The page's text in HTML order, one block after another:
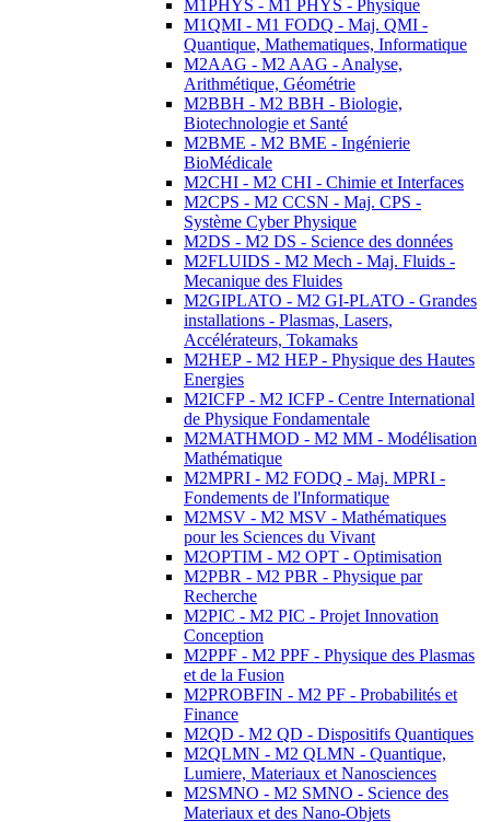
M1PHYS - M1 PHYS - Physique
M1QMI - M1 FODQ - Maj. QMI -
Quantique, Mathematiques, Informatique
M2AAG - M2 AAG - Analyse,
Arithmétique, Géométrie
M2BBH - M2 BBH - Biologie,
Biotechnologie et Santé
M2BME - M2 BME - Ingénierie
BioMédicale
M2CHI - M2 CHI - Chimie et Interfaces
M2CPS - M2 CCSN - Maj. CPS -
Système Cyber Physique
M2DS - M2 DS - Science des données
M2FLUIDS - M2 Mech - Maj. Fluids -
Mecanique des Fluides
M2GIPLATO - M2 GI-PLATO - Grandes
installations - Plasmas, Lasers,
Accélérateurs, Tokamaks
M2HEP - M2 HEP - Physique des Hautes
Energies
M2ICFP - M2 ICFP - Centre International
de Physique Fondamentale
M2MATHMOD - M2 MM - Modélisation
Mathématique
M2MPRI - M2 FODQ - Maj. MPRI -
Fondements de l'Informatique
M2MSV - M2 MSV - Mathématiques
pour les Sciences du Vivant
M2OPTIM - M2 OPT - Optimisation
M2PBR - M2 PBR - Physique par
Recherche
M2PIC - M2 PIC - Projet Innovation
Conception
M2PPF - M2 PPF - Physique des Plasmas
et de la Fusion
M2PROBFIN - M2 PF - Probabilités et
Finance
M2QD - M2 QD - Dispositifs Quantiques
M2QLMN - M2 QLMN - Quantique,
Lumiere, Materiaux et Nanosciences
M2SMNO - M2 SMNO - Science des
Materiaux et des Nano-Objets